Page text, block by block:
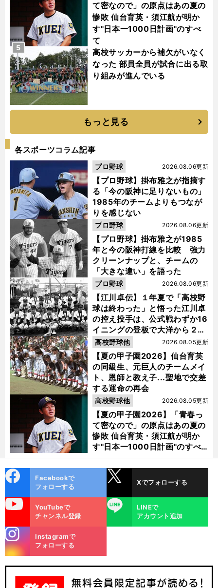
て密なので」の原点はあの夏の
惨敗 仙台育英・須江航が明か
す"日本一1000日計画"のすべ
て
高校サッカーから補欠がいなく
なった 部員全員が試合に出る取
り組みが進んでいる
5
もっと見る
各スポーツコラム記事
【プロ野球】掛布雅之が指摘す
る「今の阪神に足りないもの」
1985年のチームよりもつなが
りを感じない
2026.08.06更新
プロ野球
【プロ野球】掛布雅之が1985
年と今の阪神打線を比較 強力
クリーンナップと、チームの
「大きな違い」を語った
2026.08.06更新
プロ野球
【江川卓伝】１年夏で「高校野
球は終わった」と悟った江川卓
の控え投手は、公式戦わずか16
イニングの登板で大洋から２位
指名を受けた
2026.08.06更新
プロ野球
【夏の甲子園2026】仙台育英
の同級生、元巨人のチームメイ
ト、恩師と教え子...聖地で交差
する運命の再会
2026.08.05更新
高校野球他
【夏の甲子園2026】「青春っ
て密なので」の原点はあの夏の
惨敗 仙台育英・須江航が明か
す"日本一1000日計画"のすべ
て
2026.08.05更新
高校野球他
ok
Facebookで
フォローする
Xでフォローする
YouTubeで
チャンネル登録
LINE
LINEで
アカウント追加
m
Instagramで
フォローする